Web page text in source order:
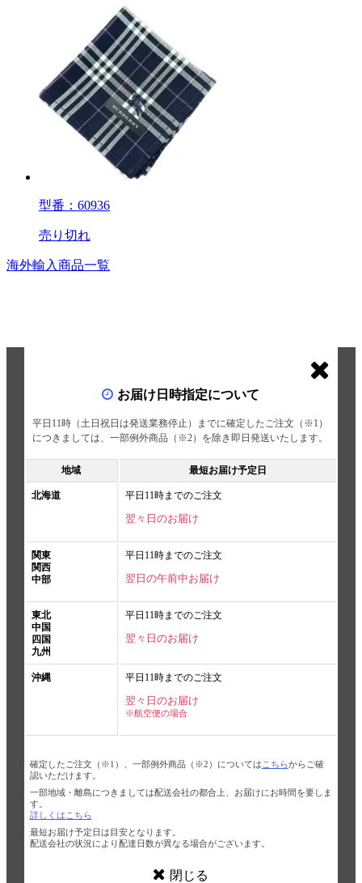
型番：60936
売り切れ
海外輸入商品一覧
お届け日時指定について
平日11時（土日祝日は発送業務停止）までに確定したご注文（※1）
につきましては、一部例外商品（※2）を除き即日発送いたします。
地域 最短お届け予定日
北海道 平日11時までのご注文
翌々日のお届け
関東
関西
中部
平日11時までのご注文
翌日の午前中お届け
東北
中国
四国
九州
平日11時までのご注文
翌々日のお届け
沖縄 平日11時までのご注文
翌々日のお届け
※航空便の場合
確定したご注文（※1）、一部例外商品（※2）については こちらからご確
認いただけます。
一部地域・離島につきましては配送会社の都合上、お届けにお時間を要しま
す。
詳しくはこちら
最短お届け予定日は目安となります。
配送会社の状況により配達日数が異なる場合がございます。
閉じる